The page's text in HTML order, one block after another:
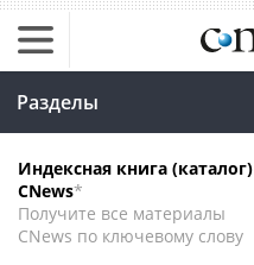
Разделы
Индексная книга (каталог)
CNews*
Получите все материалы
CNews по ключевому слову